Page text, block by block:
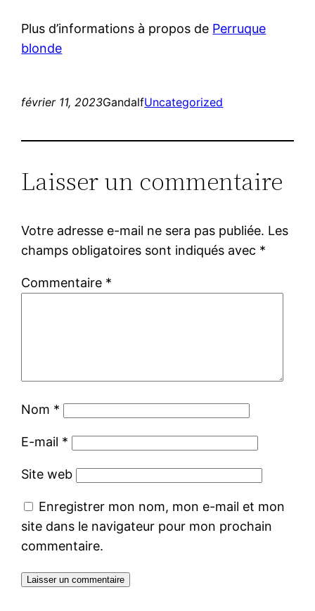
Plus d’informations à propos de Perruque
blonde
février 11, 2023GandalfUncategorized
Laisser un commentaire
Votre adresse e-mail ne sera pas publiée. Les
champs obligatoires sont indiqués avec *
Commentaire *
Nom *
E-mail *
Site web
Enregistrer mon nom, mon e-mail et mon
site dans le navigateur pour mon prochain
commentaire.